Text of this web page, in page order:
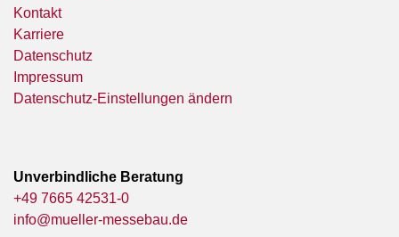
Kontakt
Karriere
Datenschutz
Impressum
Datenschutz-Einstellungen ändern
Unverbindliche Beratung
+49 7665 42531-0
info@mueller-messebau.de